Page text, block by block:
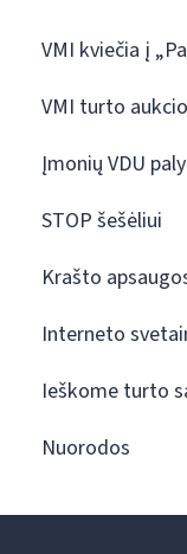
VMI kviečia į
VMI turto
Įmonių VDU
STOP šešėliui
Krašto
Interneto
Ieškome turto
Nuorodos